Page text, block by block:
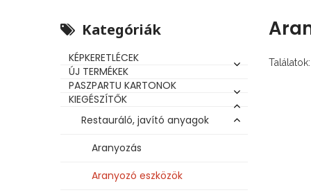
Kategóriák
KÉPKERETLÉCEK
ÚJ TERMÉKEK
PASZPARTU KARTONOK
KIEGÉSZÍTŐK
Restauráló, javító anyagok
Aranyozás
Aranyozó eszközök